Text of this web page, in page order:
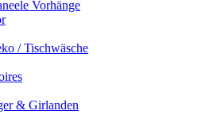
Vorhänge
/ Tischwäsche
& Girlanden